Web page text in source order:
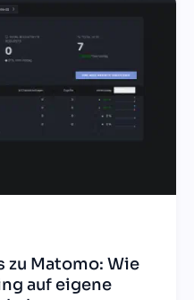
zu Matomo: Wie
auf eigene